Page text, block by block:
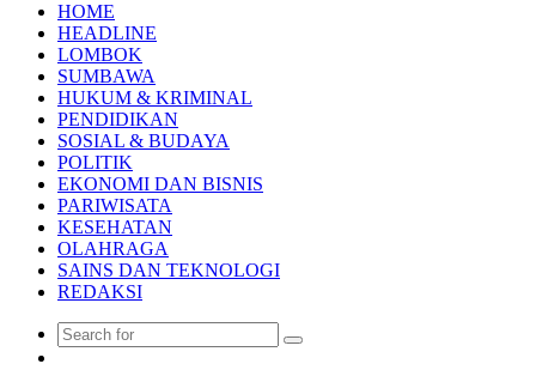
HOME
HEADLINE
LOMBOK
SUMBAWA
HUKUM & KRIMINAL
PENDIDIKAN
SOSIAL & BUDAYA
POLITIK
EKONOMI DAN BISNIS
PARIWISATA
KESEHATAN
OLAHRAGA
SAINS DAN TEKNOLOGI
REDAKSI
Search